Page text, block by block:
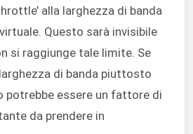
alla larghezza di banda
Questo sarà invisibile
si raggiunge tale limite. Se
di banda piuttosto
potrebbe essere un fattore di
da prendere in